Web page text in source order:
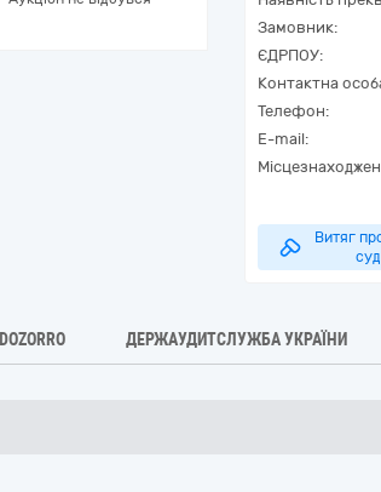
Замовник:
ЄДРПОУ:
Контактна
Телефон:
E-mail:
Витяг
DOZORRO ДЕРЖАУДИТСЛУЖБА УКРАЇНИ